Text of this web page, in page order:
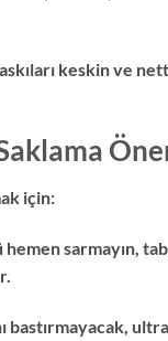
keskin ve
için:
sarmayın,
bastırmayacak,